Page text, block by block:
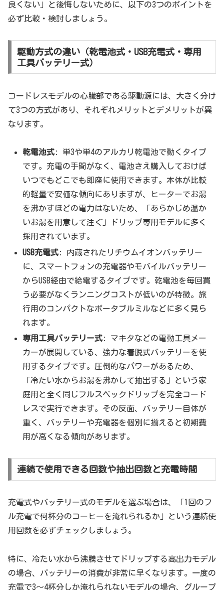
良くない」と後悔しないために、以下の3つのポイントを
必ず比較・検討しましょう。
駆動方式の違い（乾電池式・USB充電式・専用
工具バッテリー式）
コードレスモデルの心臓部である駆動源には、大きく分け
て3つの方式があり、それぞれメリットとデメリットが異
なります。
乾電池式: 単3や単4のアルカリ乾電池で動くタイプ
です。充電の手間がなく、電池さえ購入しておけば
いつでもどこでも即座に使用できます。本体が比較
的軽量で安価な傾向にありますが、ヒーターでお湯
を沸かすほどの電力はないため、「あらかじめ温か
いお湯を用意して注ぐ」ドリップ専用モデルに多く
採用されています。
USB充電式: 内蔵されたリチウムイオンバッテリー
に、スマートフォンの充電器やモバイルバッテリー
からUSB経由で給電するタイプです。乾電池を毎回買
う必要がなくランニングコストが低いのが特徴。旅
行用のコンパクトなポータブルミルなどに多く見ら
れます。
専用工具バッテリー式: マキタなどの電動工具メー
カーが展開している、強力な着脱式バッテリーを使
用するタイプです。圧倒的なパワーがあるため、
「冷たい水からお湯を沸かして抽出する」という家
庭用と全く同じフルスペックドリップを完全コード
レスで実行できます。その反面、バッテリー自体が
重く、バッテリーや充電器を個別に揃えると初期費
用が高くなる傾向があります。
連続で使用できる回数や抽出回数と充電時間
充電式やバッテリー式のモデルを選ぶ場合は、「1回のフ
ル充電で何杯分のコーヒーを淹れられるか」という連続使
用回数を必ずチェックしましょう。
特に、冷たい水から沸騰させてドリップする高出力モデル
の場合、バッテリーの消費が非常に早くなります。一度の
充電で3〜4杯分しか淹れられないモデルの場合、グループ